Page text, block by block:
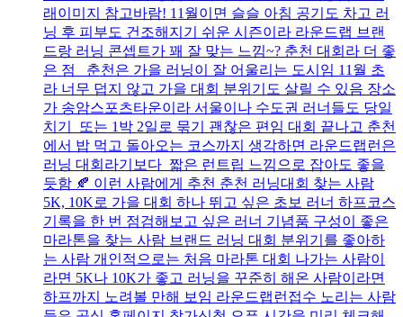
래이미지 참고바람! 11월이면 슬슬 아침 공기도 차고 러
닝 후 피부도 건조해지기 쉬운 시즌이라 라운드랩 브랜
드랑 러닝 콘셉트가 꽤 잘 맞는 느낌~? 춘천 대회라 더 좋
은 점 춘천은 가을 러닝이 잘 어울리는 도시임 11월 초
라 너무 덥지 않고 가을 대회 분위기도 살릴 수 있음 장소
가 송암스포츠타운이라 서울이나 수도권 러너들도 당일
치기 또는 1박 2일로 묶기 괜찮은 편임 대회 끝나고 춘천
에서 밥 먹고 돌아오는 코스까지 생각하면 라운드랩런은
러닝 대회라기보다 짧은 런트립 느낌으로 잡아도 좋을
듯함 🍂 이런 사람에게 추천 춘천 러닝대회 찾는 사람
5K, 10K로 가을 대회 하나 뛰고 싶은 초보 러너 하프코스
기록을 한 번 점검해보고 싶은 러너 기념품 구성이 좋은
마라톤을 찾는 사람 브랜드 러닝 대회 분위기를 좋아하
는 사람 개인적으로는 처음 마라톤 대회 나가는 사람이
라면 5K나 10K가 좋고 러닝을 꾸준히 해온 사람이라면
하프까지 노려볼 만해 보임 라운드랩런접수 노리는 사람